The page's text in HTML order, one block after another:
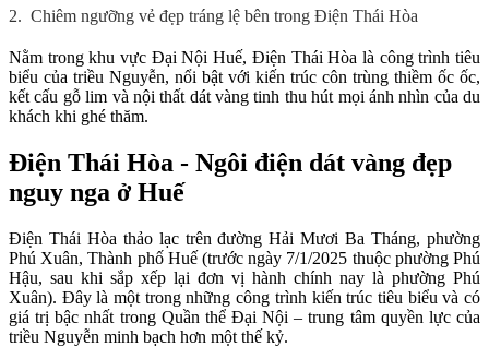
2. Chiêm ngưỡng vẻ đẹp tráng lệ bên trong Điện Thái Hòa
Nằm trong khu vực Đại Nội Huế, Điện Thái Hòa là công trình tiêu
biểu của triều Nguyễn, nổi bật với kiến trúc côn trùng thiềm ốc ốc,
kết cấu gỗ lim và nội thất dát vàng tinh thu hút mọi ánh nhìn của du
khách khi ghé thăm.
Điện Thái Hòa - Ngôi điện dát vàng đẹp
nguy nga ở Huế
Điện Thái Hòa thảo lạc trên đường Hải Mươi Ba Tháng, phường
Phú Xuân, Thành phố Huế (trước ngày 7/1/2025 thuộc phường Phú
Hậu, sau khi sắp xếp lại đơn vị hành chính nay là phường Phú
Xuân). Đây là một trong những công trình kiến trúc tiêu biểu và có
giá trị bậc nhất trong Quần thể Đại Nội – trung tâm quyền lực của
triều Nguyễn minh bạch hơn một thế kỷ.